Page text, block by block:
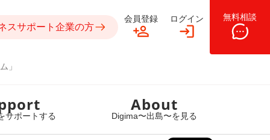
」
スサポート企業の方
会員登録 ログイン 無料相談
サポートする
About
Digima〜出島〜を見る